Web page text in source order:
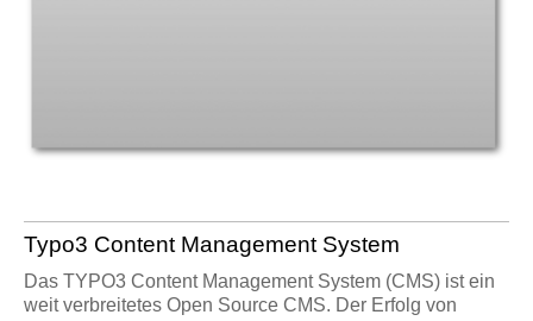
Typo3 Content Management System
Das TYPO3 Content Management System (CMS) ist ein
weit verbreitetes Open Source CMS. Der Erfolg von